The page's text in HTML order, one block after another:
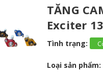
TĂNG
Exciter
Tình trạng:
Loại sản phẩm: